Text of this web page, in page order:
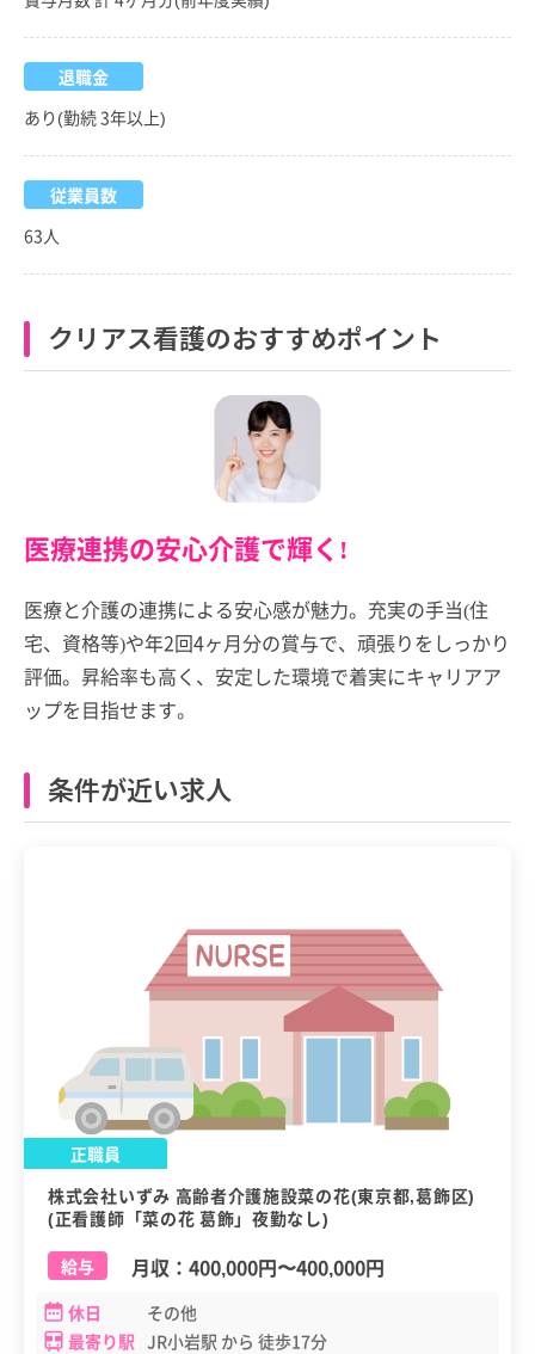
退職金
あり(勤続 3年以上)
従業員数
63人
クリアス看護のおすすめポイント
医療連携の安心介護で輝く!
医療と介護の連携による安心感が魅力。充実の手当(住
宅、資格等)や年2回4ヶ月分の賞与で、頑張りをしっかり
評価。昇給率も高く、安定した環境で着実にキャリアア
ップを目指せます。
条件が近い求人
正職員
株式会社いずみ 高齢者介護施設菜の花(東京都,葛飾区)
(正看護師「菜の花 葛飾」夜勤なし)
給与
月収： 400,000円〜400,000円
休日
その他
最寄り駅 JR小岩駅 から 徒歩17分